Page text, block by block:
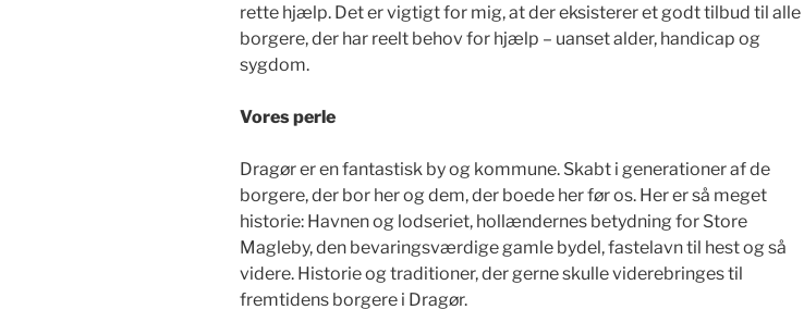
rette hjælp. Det er vigtigt for mig, at der eksisterer et godt tilbud til alle
borgere, der har reelt behov for hjælp – uanset alder, handicap og
sygdom.
Vores perle
Dragør er en fantastisk by og kommune. Skabt i generationer af de
borgere, der bor her og dem, der boede her før os. Her er så meget
historie: Havnen og lodseriet, hollændernes betydning for Store
Magleby, den bevaringsværdige gamle bydel, fastelavn til hest og så
videre. Historie og traditioner, der gerne skulle viderebringes til
fremtidens borgere i Dragør.